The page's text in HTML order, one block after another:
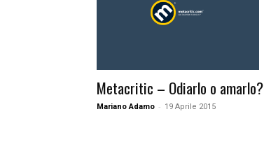
Metacritic – Odiarlo o amarlo?
Mariano Adamo - 19 Aprile 2015